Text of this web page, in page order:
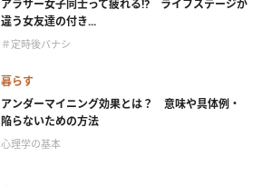
アラサー女子同士って疲れる⁉ ライフステージが
違う女友達の付き...
＃定時後バナシ
暮らす
アンダーマイニング効果とは？ 意味や具体例・
陥らないための方法
心理学の基本